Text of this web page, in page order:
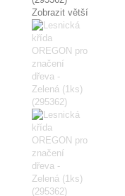
Zobrazit větší